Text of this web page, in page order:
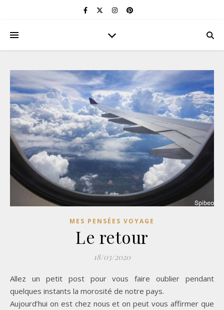
MES PENSÉES VOYAGE
Le retour
18/03/2020
Allez un petit post pour vous faire oublier pendant
quelques instants la morosité de notre pays.
Aujourd’hui on est chez nous et on peut vous affirmer que